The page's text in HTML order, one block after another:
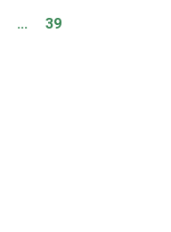
... 39